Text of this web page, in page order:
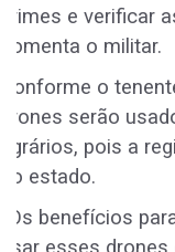
crimes e verificar
comenta o militar.
Conforme o
drones serão
agrários, pois a
no estado.
“Os benefícios
usar esses